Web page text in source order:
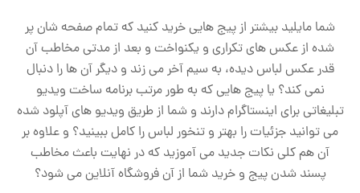
شما مایلید بیشتر از پیج هایی خرید کنید که تمام صفحه شان پر
شده از عکس های تکراری و یکنواخت و بعد از مدتی مخاطب آن
قدر عکس لباس دیده، به سیم آخر می زند و دیگر آن ها را دنبال
نمی کند؟ یا پیج هایی که به طور مرتب برنامه ساخت ویدیو
تبلیغاتی برای اینستاگرام دارند و شما از طریق ویدیو های آپلود شده
می توانید جزئیات را بهتر و تنخور لباس را کامل ببینید؟ و علاوه بر
آن هم کلی نکات جدید می آموزید که در نهایت باعث مخاطب
پسند شدن پیج و خرید شما از آن فروشگاه آنلاین می شود؟